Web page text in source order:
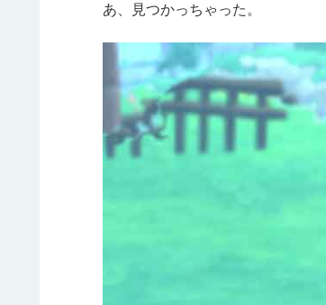
あ、見つかっちゃった。